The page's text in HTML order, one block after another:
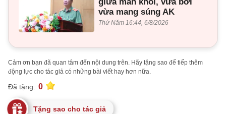
vừa mang súng AK
Thứ Năm 16:44, 6/8/2026
Cảm ơn bạn đã quan tâm đến nội dung trên. Hãy tặng sao để tiếp thêm
động lực cho tác giả có những bài viết hay hơn nữa.
Đã tặng: 0
Tặng sao cho tác giả